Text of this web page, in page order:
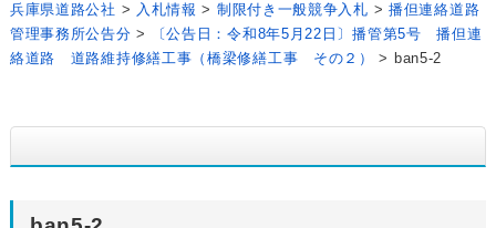
兵庫県道路公社 > 入札情報 > 制限付き一般競争入札 > 播但連絡道路
管理事務所公告分 >
〔公告日：令和8年5月22日〕播管第5号 播但連
絡道路 道路維持修繕工事（橋梁修繕工事 その２）
> ban5-2